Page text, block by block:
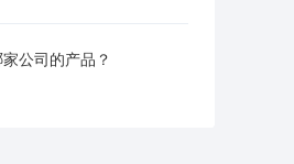
公司的产品？